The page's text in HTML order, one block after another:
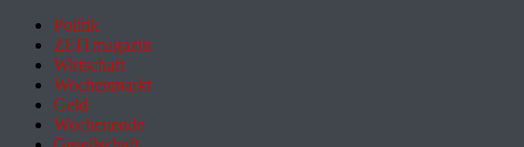
Politik
ZEITmagazin
Wirtschaft
Wochenmarkt
Geld
Wochenende